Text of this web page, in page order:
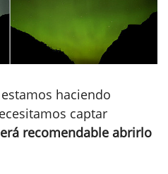
estamos haciendo
captar
recomendable abrirlo